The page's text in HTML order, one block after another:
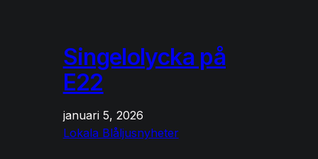
Singelolycka på
E22
januari 5, 2026
Lokala Blåljusnyheter